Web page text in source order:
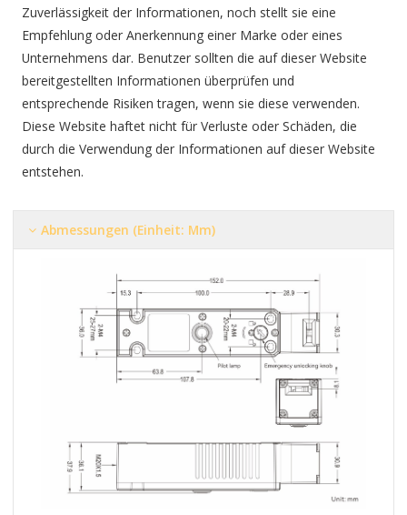
Zuverlässigkeit der Informationen, noch stellt sie eine
Empfehlung oder Anerkennung einer Marke oder eines
Unternehmens dar. Benutzer sollten die auf dieser Website
bereitgestellten Informationen überprüfen und
entsprechende Risiken tragen, wenn sie diese verwenden.
Diese Website haftet nicht für Verluste oder Schäden, die
durch die Verwendung der Informationen auf dieser Website
entstehen.
Abmessungen (Einheit: Mm)